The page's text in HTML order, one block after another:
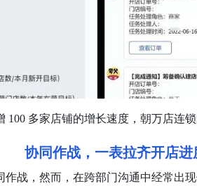
多家店铺的增长速度，朝万店连锁
协同作战，一表拉齐开店进
战，然而，在跨部门沟通中经常出